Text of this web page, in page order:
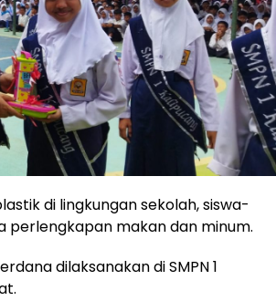
di lingkungan sekolah, siswa-
perlengkapan makan dan minum.
dilaksanakan di SMPN 1